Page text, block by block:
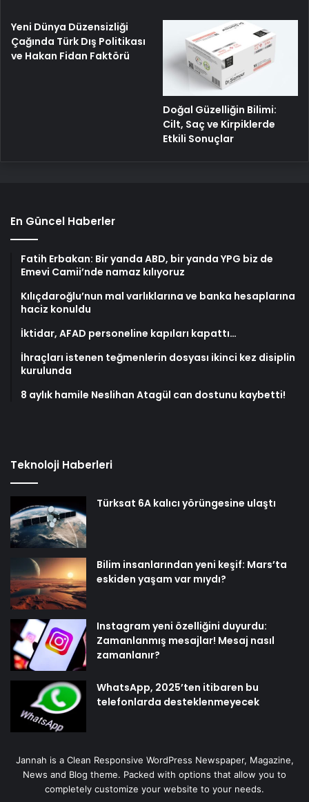
Yeni Dünya Düzensizliği
Çağında Türk Dış Politikası
ve Hakan Fidan Faktörü
Doğal Güzelliğin Bilimi:
Cilt, Saç ve Kirpiklerde
Etkili Sonuçlar
En Güncel Haberler
Fatih Erbakan: Bir yanda ABD, bir yanda YPG biz de
Emevi Camii’nde namaz kılıyoruz
Kılıçdaroğlu’nun mal varlıklarına ve banka hesaplarına
haciz konuldu
İktidar, AFAD personeline kapıları kapattı…
İhraçları istenen teğmenlerin dosyası ikinci kez disiplin
kurulunda
8 aylık hamile Neslihan Atagül can dostunu kaybetti!
Teknoloji Haberleri
Türksat 6A kalıcı yörüngesine ulaştı
Bilim insanlarından yeni keşif: Mars’ta
eskiden yaşam var mıydı?
Instagram yeni özelliğini duyurdu:
Zamanlanmış mesajlar! Mesaj nasıl
zamanlanır?
WhatsApp, 2025’ten itibaren bu
telefonlarda desteklenmeyecek
Jannah is a Clean Responsive WordPress Newspaper, Magazine,
News and Blog theme. Packed with options that allow you to
completely customize your website to your needs.